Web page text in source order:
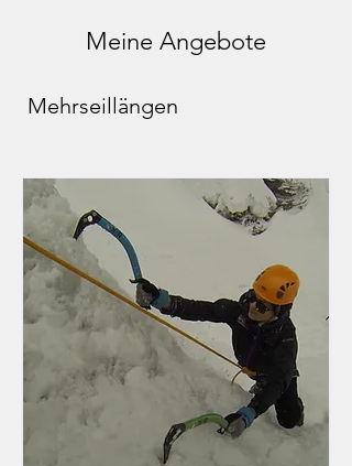
Meine Angebote
Mehrseillängen